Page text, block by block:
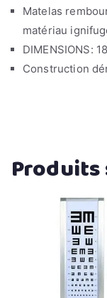
Matelas
matériau
DIMENSIONS:
Construction